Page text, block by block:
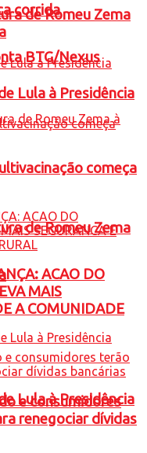
corrida
BTG/Nexus
de Romeu Zema
Lula à Presidência
de Romeu Zema
Lula à Presidência
começa
ACAO DO
MAIS
A COMUNIDADE
e consumidores
renegociar dívidas